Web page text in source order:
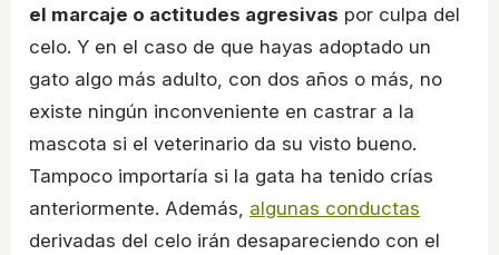
el marcaje o actitudes agresivas por culpa del
celo. Y en el caso de que hayas adoptado un
gato algo más adulto, con dos años o más, no
existe ningún inconveniente en castrar a la
mascota si el veterinario da su visto bueno.
Tampoco importaría si la gata ha tenido crías
anteriormente. Además, algunas conductas
derivadas del celo irán desapareciendo con el